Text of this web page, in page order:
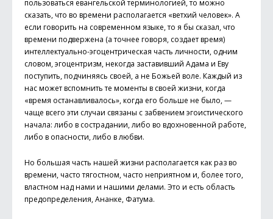
пользоваться евангельской терминологией, то можно
сказать, что во времени располагается «ветхий человек». А
если говорить на современном языке, то я бы сказал, что
времени подвержена (а точнее говоря, создает время)
интеллектуально-эгоцентрическая часть личности, одним
словом, эгоцентризм, некогда заставивший Адама и Еву
поступить, подчиняясь своей, а не Божьей воле. Каждый из
нас может вспомнить те моменты в своей жизни, когда
«время останавливалось», когда его больше не было, —
чаще всего эти случаи связаны с забвением эгоистического
начала: либо в сострадании, либо во вдохновенной работе,
либо в опасности, либо в любви.
Но большая часть нашей жизни располагается как раз во
времени, часто тягостном, часто неприятном и, более того,
властном над нами и нашими делами. Это и есть область
предопределения, Ананке, Фатума.